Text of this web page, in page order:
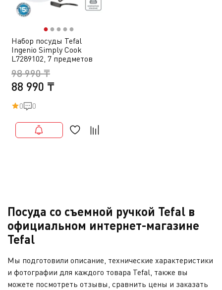
●● ● ● ●
Набор посуды Tefal
Ingenio Simply Cook
L7289102, 7 предметов
88 990 ₸
98 990 ₸
0 0
Посуда со съемной ручкой Tefal в
официальном интернет-магазине
Tefal
Мы подготовили описание, технические характеристики
и фотографии для каждого товара Tefal, также вы
можете посмотреть отзывы, сравнить цены и заказать